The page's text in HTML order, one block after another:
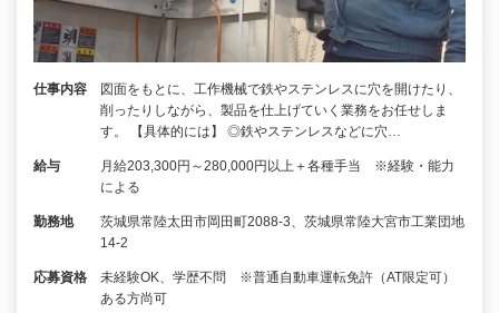
仕事内容
図面をもとに、工作機械で鉄やステンレスに穴を開けたり、
削ったりしながら、製品を仕上げていく業務をお任せしま
す。 【具体的には】 ◎鉄やステンレスなどに穴…
給与
月給203,300円～280,000円以上＋各種手当 ※経験・能力
による
勤務地
茨城県常陸太田市岡田町2088-3、茨城県常陸大宮市工業団地
14-2
応募資格
未経験OK、学歴不問 ※普通自動車運転免許（AT限定可）
ある方尚可